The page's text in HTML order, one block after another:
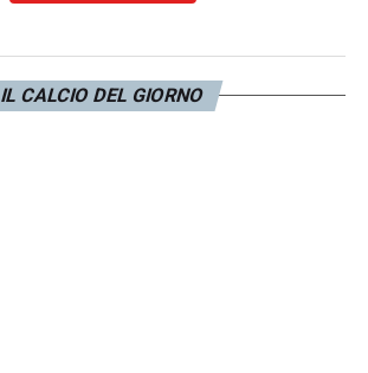
IL CALCIO DEL GIORNO